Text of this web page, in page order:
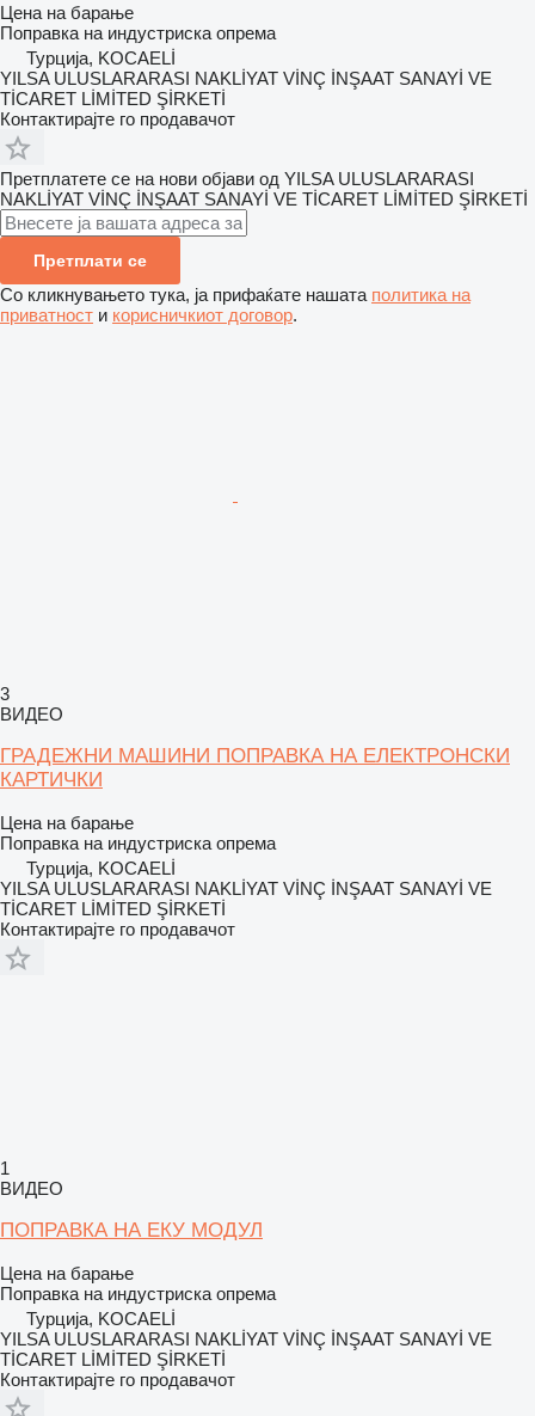
Цена на барање
Поправка на индустриска опрема
Турција, KOCAELİ
YILSA ULUSLARARASI NAKLİYAT VİNÇ İNŞAAT SANAYİ VE
TİCARET LİMİTED ŞİRKETİ
Контактирајте го продавачот
Претплатете се на нови објави од YILSA ULUSLARARASI
NAKLİYAT VİNÇ İNŞAAT SANAYİ VE TİCARET LİMİTED ŞİRKETİ
Претплати се
Со кликнувањето тука, ја прифаќате нашата политика на
приватност и корисничкиот договор.
3
ВИДЕО
ГРАДЕЖНИ МАШИНИ ПОПРАВКА НА ЕЛЕКТРОНСКИ
КАРТИЧКИ
Цена на барање
Поправка на индустриска опрема
Турција, KOCAELİ
YILSA ULUSLARARASI NAKLİYAT VİNÇ İNŞAAT SANAYİ VE
TİCARET LİMİTED ŞİRKETİ
Контактирајте го продавачот
1
ВИДЕО
ПОПРАВКА НА ЕКУ МОДУЛ
Цена на барање
Поправка на индустриска опрема
Турција, KOCAELİ
YILSA ULUSLARARASI NAKLİYAT VİNÇ İNŞAAT SANAYİ VE
TİCARET LİMİTED ŞİRKETİ
Контактирајте го продавачот